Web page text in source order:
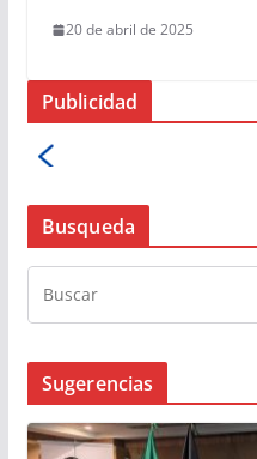
20 de abril de 2025
Publicidad
Busqueda